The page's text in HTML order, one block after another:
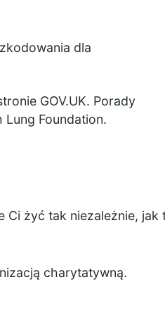
dla
GOV.UK. Porady
Foundation.
Ci żyć tak niezależnie, jak
charytatywną.